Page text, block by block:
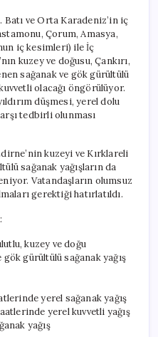
Batı ve Orta Karadeniz’in iç
Çorum, Amasya,
iç kesimleri) ile İç
kuzey ve doğusu, Çankırı,
sağanak ve gök gürültülü
olacağı öngörülüyor.
düşmesi, yerel dolu
tedbirli olunması
kuzeyi ve Kırklareli
sağanak yağışların da
Vatandaşların olumsuz
gerektiği hatırlatıldı.
kuzey ve doğu
gürültülü sağanak yağış
yerel sağanak yağış
yerel kuvvetli yağış
yağış